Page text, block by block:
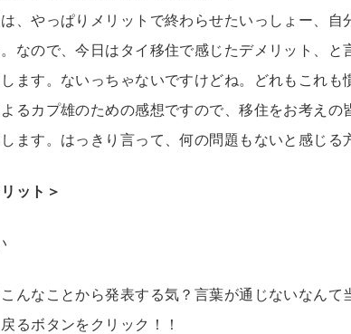
、やっぱりメリットで終わらせたいっしょー、自
なので、今日はタイ移住で感じたデメリット、と
ます。ないっちゃないですけどね。どれもこれも
るカプ雄のための感想ですので、移住をお考えの
ます。はっきり言って、何の問題もないと感じる
ット＞
んなことから発表する気？言葉が通じないなんて
るボタンをクリック！！